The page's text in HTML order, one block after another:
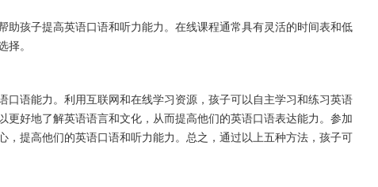
孩子提高英语口语和听力能力。在线课程通常具有灵活的时间表和低
择。
语能力。利用互联网和在线学习资源，孩子可以自主学习和练习英语
更好地了解英语语言和文化，从而提高他们的英语口语表达能力。参加
，提高他们的英语口语和听力能力。总之，通过以上五种方法，孩子可